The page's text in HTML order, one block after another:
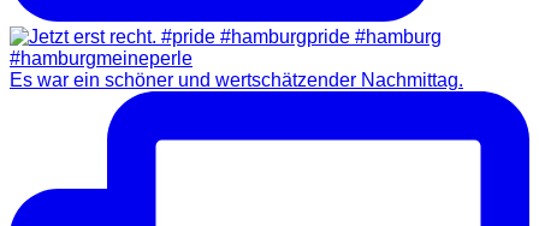
Es war ein schöner und wertschätzender Nachmittag.